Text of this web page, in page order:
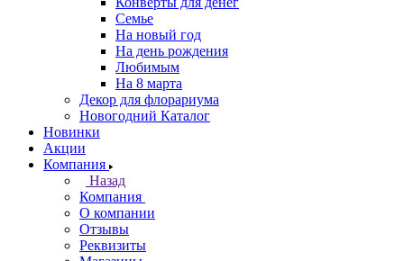
Семье
На новый год
На день рождения
Любимым
На 8 марта
Декор для флорариума
Новогодний Каталог
Новинки
Акции
Компания
Назад
Компания
О компании
Отзывы
Реквизиты